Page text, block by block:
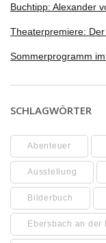
Buchtipp: Alexander
Theaterpremiere:
Sommerprogramm
SCHLAGWÖRTER
Abenteuer
Ausstellung
Bilderbuch
Ebersbach an der